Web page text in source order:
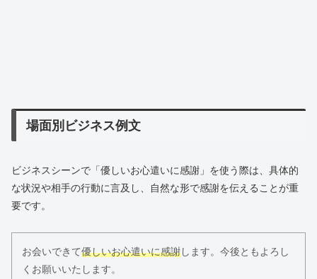
場面別ビジネス例文
ビジネスシーンで「優しいお心遣いに感謝」を使う際は、具体的
な状況や相手の行動に言及し、自然な形で感謝を伝えることが重
要です。
お会いできて優しいお心遣いに感謝します。今後ともよろし
くお願いいたします。